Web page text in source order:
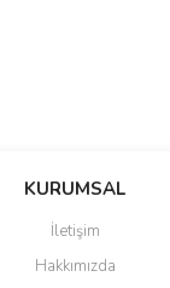
ilk yorumu siz yapın!
KURUMSAL
İletişim
Hakkımızda